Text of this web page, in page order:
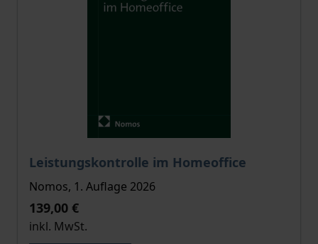
Leistungskontrolle im Homeoffice
Der Preis dieses Titels richtet sich nach der
Nomos, 1. Auflage 2026
139,00 €
inkl. MwSt.